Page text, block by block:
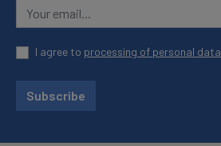
I agree to processing of personal data
Subscribe